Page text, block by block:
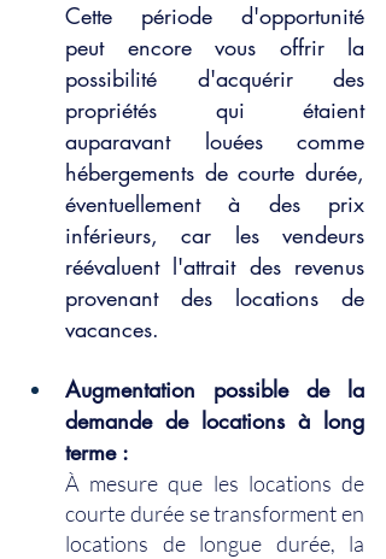
Cette période d'opportunité
peut encore vous offrir la
possibilité d'acquérir des
propriétés qui étaient
auparavant louées comme
hébergements de courte durée,
éventuellement à des prix
inférieurs, car les vendeurs
réévaluent l'attrait des revenus
provenant des locations de
vacances.
Augmentation possible de la
demande de locations à long
terme :
À mesure que les locations de
courte durée se transforment en
locations de longue durée, la